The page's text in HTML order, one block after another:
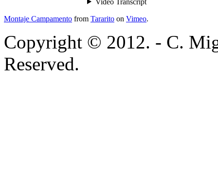
Montaje Campamento from Tararito on Vimeo.
Copyright © 2012. - C.
Reserved.